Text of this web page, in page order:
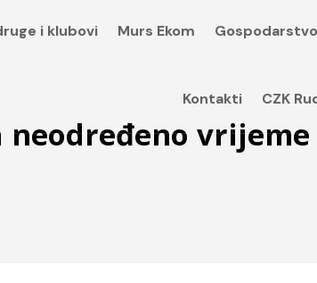
i klubovi Murs Ekom Gospodarstvo
Kontakti CZK